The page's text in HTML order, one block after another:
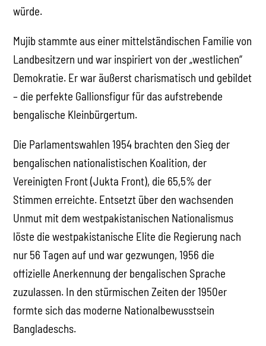
würde.
Mujib stammte aus einer mittelständischen Familie von
Landbesitzern und war inspiriert von der „westlichen“
Demokratie. Er war äußerst charismatisch und gebildet
– die perfekte Gallionsfigur für das aufstrebende
bengalische Kleinbürgertum.
Die Parlamentswahlen 1954 brachten den Sieg der
bengalischen nationalistischen Koalition, der
Vereinigten Front (Jukta Front), die 65,5% der
Stimmen erreichte. Entsetzt über den wachsenden
Unmut mit dem westpakistanischen Nationalismus
löste die westpakistanische Elite die Regierung nach
nur 56 Tagen auf und war gezwungen, 1956 die
offizielle Anerkennung der bengalischen Sprache
zuzulassen. In den stürmischen Zeiten der 1950er
formte sich das moderne Nationalbewusstsein
Bangladeschs.